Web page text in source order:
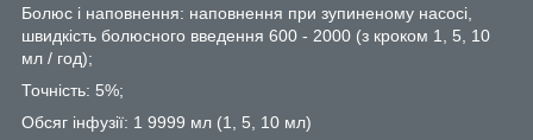
Болюс і наповнення: наповнення при зупиненому насосі,
швидкість болюсного введення 600 - 2000 (з кроком 1, 5, 10
мл / год);
Точність: 5%;
Обсяг інфузії: 1 9999 мл (1, 5, 10 мл)